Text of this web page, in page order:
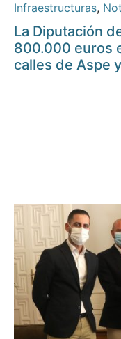
Infraestructuras,
La Diputación
800.000 euros
calles de Aspe